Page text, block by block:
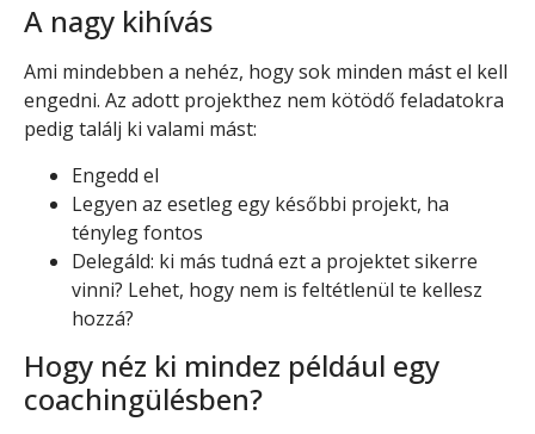
A nagy kihívás
Ami mindebben a nehéz, hogy sok minden mást el kell
engedni. Az adott projekthez nem kötödő feladatokra
pedig találj ki valami mást:
Engedd el
Legyen az esetleg egy későbbi projekt, ha
tényleg fontos
Delegáld: ki más tudná ezt a projektet sikerre
vinni? Lehet, hogy nem is feltétlenül te kellesz
hozzá?
Hogy néz ki mindez például egy
coachingülésben?